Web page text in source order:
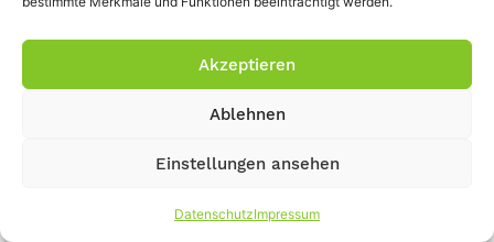
Akzeptieren
Ablehnen
Einstellungen ansehen
DatenschutzImpressum